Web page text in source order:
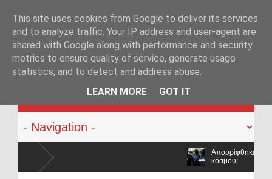
KATEHACKER
Απορρίφθηκε εκπαιδευτική άδεια για υποτροφία
This site uses cookies from Google to deliver its services
and to analyze traffic. Your IP address and user-agent are
shared with Google along with performance and security
metrics to ensure quality of service, generate usage
statistics, and to detect and address abuse.
LEARN MORE
GOT IT